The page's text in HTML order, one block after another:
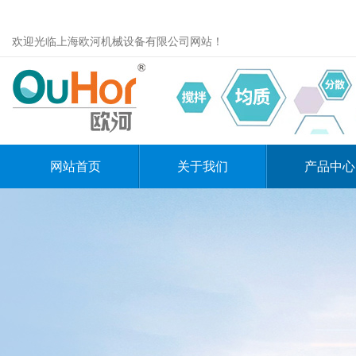
欢迎光临上海欧河机械设备有限公司网站！
网站首页 关于我们 产品中心